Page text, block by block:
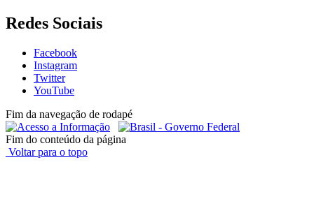
Redes Sociais
Facebook
Instagram
Twitter
YouTube
Fim da navegação de rodapé
Fim do conteúdo da página
Voltar para o topo